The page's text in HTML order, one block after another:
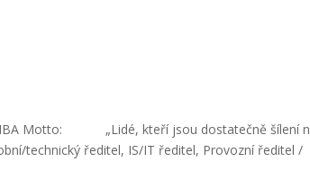
MBA Motto: „Lidé, kteří jsou dostatečně šílení
technický ředitel, IS/IT ředitel, Provozní ředitel /